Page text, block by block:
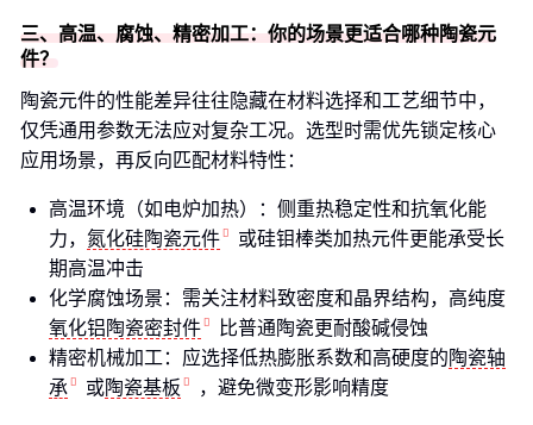
三、高温、腐蚀、精密加工：你的场景更适合哪种陶瓷元
件？
陶瓷元件的性能差异往往隐藏在材料选择和工艺细节中，
仅凭通用参数无法应对复杂工况。选型时需优先锁定核心
应用场景，再反向匹配材料特性：
高温环境（如电炉加热）：侧重热稳定性和抗氧化能
力， 氮化硅陶瓷元件
或硅钼棒类加热元件更能承受长
期高温冲击
化学腐蚀场景：需关注材料致密度和晶界结构，高纯度
氧化铝陶瓷密封件
比普通陶瓷更耐酸碱侵蚀
精密机械加工：应选择低热膨胀系数和高硬度的陶瓷轴
承
或陶瓷基板 ，避免微变形影响精度